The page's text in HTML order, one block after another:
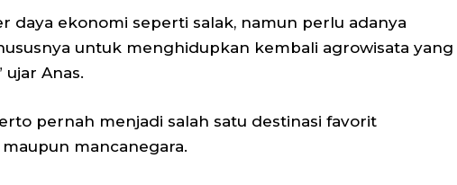
daya ekonomi seperti salak, namun perlu adanya
untuk menghidupkan kembali agrowisata yang
ujar Anas.
pernah menjadi salah satu destinasi favorit
mancanegara.